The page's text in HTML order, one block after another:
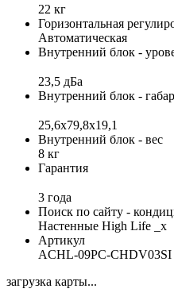
22 кг
Горизонтальная
Автоматическая
Внутренний блок -
23,5 дБа
Внутренний блок -
25,6x79,8x19,1
Внутренний блок - вес
8 кг
Гарантия
3 года
Поиск по сайту -
Настенные High Life _x
Артикул
ACHL-09PC-CHDV03SI
загрузка карты...